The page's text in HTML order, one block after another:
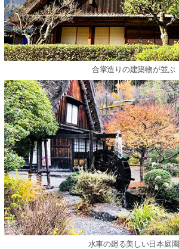
合掌造りの建築物が並ぶ
水車の廻る美しい日本庭園